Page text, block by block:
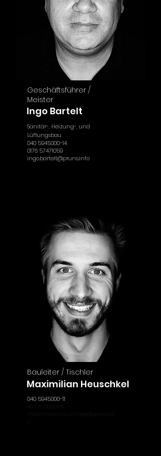
Geschäftsführer /
Meister
Ingo Bartelt
Sanitär-, Heizung-, und
Lüftungsbau
040 5945000-14
0176 57471059
ingo.bartelt@pruns.info
Bauleiter / Tischler
Maximilian Heuschkel
040 5945000-11